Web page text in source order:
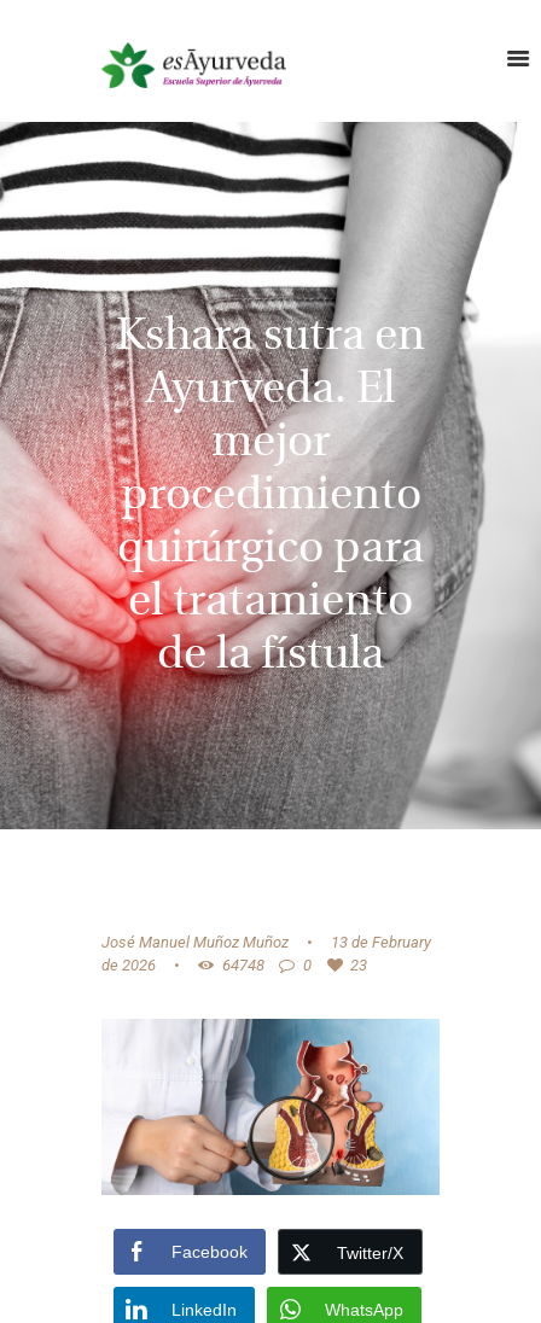
Kshara sutra en
Ayurveda. El
mejor
procedimiento
quirúrgico para
el tratamiento
de la fístula
José Manuel Muñoz Muñoz
13 de February
de 2026
64748 0 23
Facebook Twitter/X
LinkedIn WhatsApp